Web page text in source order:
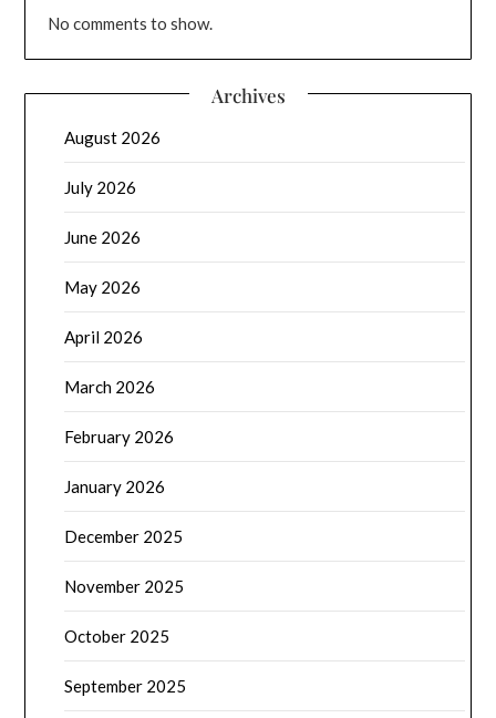
No comments to show.
Archives
August 2026
July 2026
June 2026
May 2026
April 2026
March 2026
February 2026
January 2026
December 2025
November 2025
October 2025
September 2025